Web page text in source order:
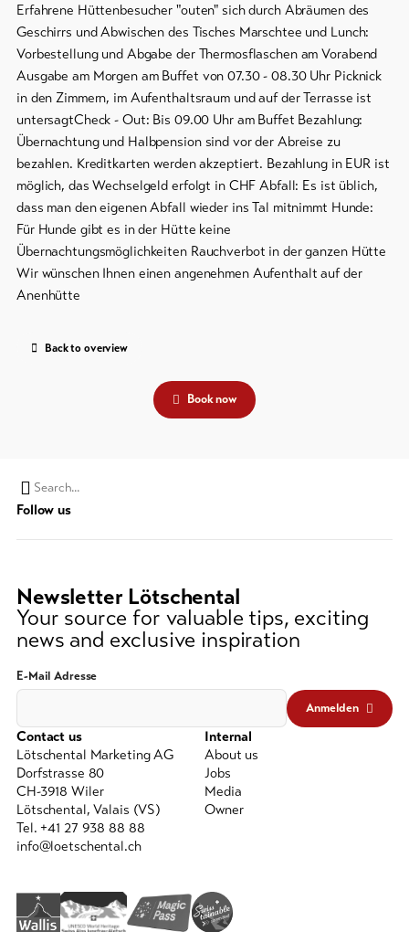
Erfahrene Hüttenbesucher "outen" sich durch Abräumen des
Geschirrs und Abwischen des Tisches Marschtee und Lunch:
Vorbestellung und Abgabe der Thermosflaschen am Vorabend
Ausgabe am Morgen am Buffet von 07.30 - 08.30 Uhr Picknick
in den Zimmern, im Aufenthaltsraum und auf der Terrasse ist
untersagtCheck - Out: Bis 09.00 Uhr am Buffet Bezahlung:
Übernachtung und Halbpension sind vor der Abreise zu
bezahlen. Kreditkarten werden akzeptiert. Bezahlung in EUR ist
möglich, das Wechselgeld erfolgt in CHF Abfall: Es ist üblich,
dass man den eigenen Abfall wieder ins Tal mitnimmt Hunde:
Für Hunde gibt es in der Hütte keine
Übernachtungsmöglichkeiten Rauchverbot in der ganzen Hütte
Wir wünschen Ihnen einen angenehmen Aufenthalt auf der
Anenhütte
Back to overview
Book now
Search
string
(at
3
signs)
Follow us
Newsletter Lötschental
Your source for valuable tips, exciting
news and exclusive inspiration
E-Mail Adresse
Anmelden
Contact us
Lötschental Marketing AG
Dorfstrasse 80
CH-3918 Wiler
Lötschental, Valais (VS)
Tel. +41 27 938 88 88
info@loetschental.ch
Internal
About us
Jobs
Media
Owner